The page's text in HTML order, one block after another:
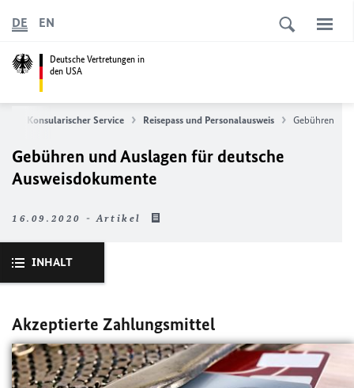
Deutsche Vertretungen in
den USA
DE EN
Konsularischer Service Reisepass und Personalausweis Gebühren
Gebühren und Auslagen für deutsche
Ausweisdokumente
16.09.2020 - Artikel
INHALT
Akzeptierte Zahlungsmittel